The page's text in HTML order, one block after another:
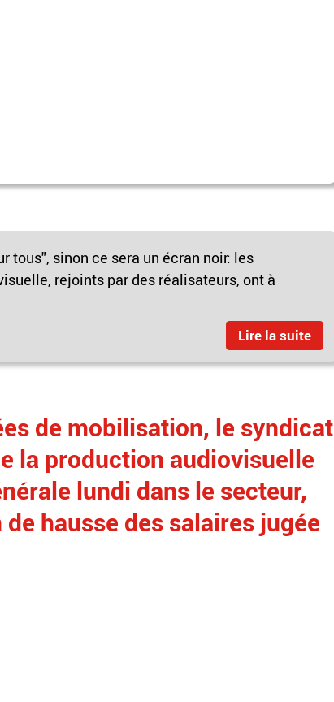
tous", sinon ce sera un écran noir: les
rejoints par des réalisateurs, ont à
Lire la suite
de mobilisation, le syndicat
la production audiovisuelle
lundi dans le secteur,
hausse des salaires jugée